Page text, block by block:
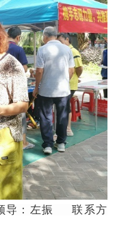
导：左振 联系方